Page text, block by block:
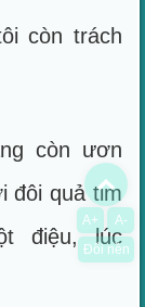
còn trách
còn ươn
đôi quả tim
điệu, lúc
A+
A-
Đổi nền